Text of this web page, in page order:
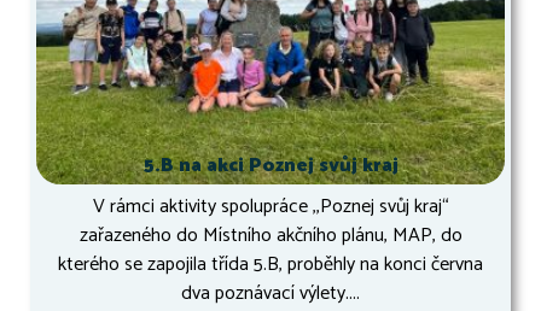
5.B na akci Poznej svůj kraj
V rámci aktivity spolupráce ,,Poznej svůj kraj“
zařazeného do Místního akčního plánu, MAP, do
kterého se zapojila třída 5.B, proběhly na konci června
dva poznávací výlety....